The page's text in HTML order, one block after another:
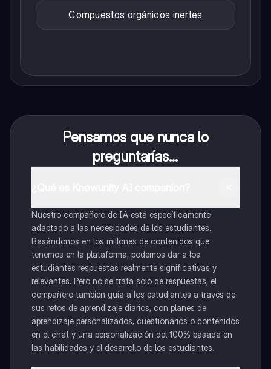
Compuestos orgánicos inertes
Pensamos que nunca lo
preguntarías...
Nuestro compañero de IA está específicamente
adaptado a las necesidades de los estudiantes.
Basándonos en los millones de contenidos que
tenemos en la plataforma, podemos dar a los
estudiantes respuestas realmente significativas y
relevantes. Pero no se trata solo de respuestas, el
compañero también guía a los estudiantes a través de
sus retos de aprendizaje diarios, con planes de
aprendizaje personalizados, cuestionarios o contenidos
en el chat y una personalización del 100% basada en
las habilidades y el desarrollo de los estudiantes.